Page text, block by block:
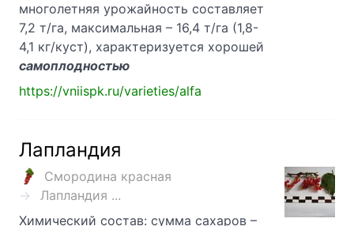
многолетняя урожайность составляет
7,2 т/га, максимальная – 16,4 т/га (1,8-
4,1 кг/куст), характеризуется хорошей
самоплодностью
https://vniispk.ru/varieties/alfa
Лапландия
Смородина красная
Лапландия ...
Химический состав: сумма сахаров –